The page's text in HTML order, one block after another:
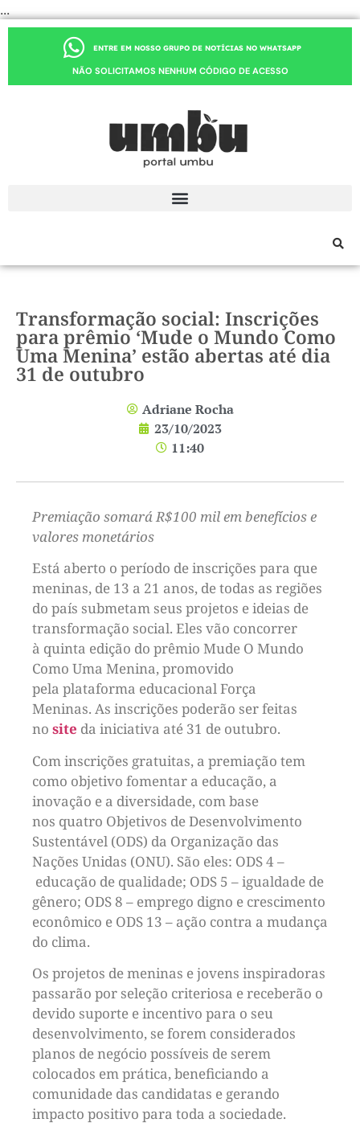
...
ENTRE EM NOSSO GRUPO DE NOTÍCIAS NO WHATSAPP
NÃO SOLICITAMOS NENHUM CÓDIGO DE ACESSO
Transformação social: Inscrições
para prêmio ‘Mude o Mundo Como
Uma Menina’ estão abertas até dia
31 de outubro
Adriane Rocha
23/10/2023
11:40
Premiação somará R$100 mil em benefícios e
valores monetários
Está aberto o período de inscrições para que
meninas, de 13 a 21 anos, de todas as regiões
do país submetam seus projetos e ideias de
transformação social. Eles vão concorrer
à quinta edição do prêmio Mude O Mundo
Como Uma Menina, promovido
pela plataforma educacional Força
Meninas. As inscrições poderão ser feitas
no site da iniciativa até 31 de outubro.
Com inscrições gratuitas, a premiação tem
como objetivo fomentar a educação, a
inovação e a diversidade, com base
nos quatro Objetivos de Desenvolvimento
Sustentável (ODS) da Organização das
Nações Unidas (ONU). São eles: ODS 4 –
educação de qualidade; ODS 5 – igualdade de
gênero; ODS 8 – emprego digno e crescimento
econômico e ODS 13 – ação contra a mudança
do clima.
Os projetos de meninas e jovens inspiradoras
passarão por seleção criteriosa e receberão o
devido suporte e incentivo para o seu
desenvolvimento, se forem considerados
planos de negócio possíveis de serem
colocados em prática, beneficiando a
comunidade das candidatas e gerando
impacto positivo para toda a sociedade.